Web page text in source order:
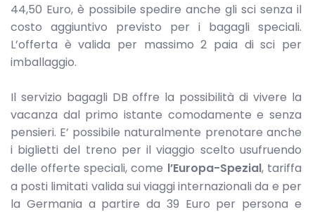
44,50 Euro, è possibile spedire anche gli sci senza il
costo aggiuntivo previsto per i bagagli speciali.
L’offerta è valida per massimo 2 paia di sci per
imballaggio.
Il servizio bagagli DB offre la possibilità di vivere la
vacanza dal primo istante comodamente e senza
pensieri. E’ possibile naturalmente prenotare anche
i biglietti del treno per il viaggio scelto usufruendo
delle offerte speciali, come l’Europa-Spezial, tariffa
a posti limitati valida sui viaggi internazionali da e per
la Germania a partire da 39 Euro per persona e